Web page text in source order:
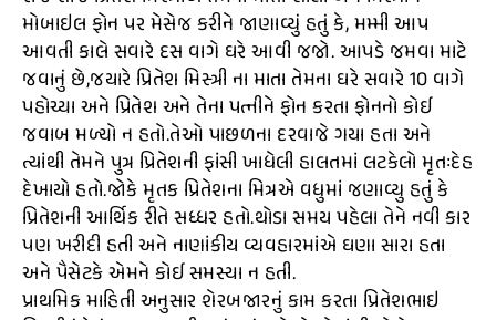
મોબાઇલ ફોન પર મેસેજ કરીને જાણાવ્યું હતું કે, મમ્મી આપ
આવતી કાલે સવારે દસ વાગે ઘરે આવી જજો. આપડે જમવા માટે
જવાનું છે,જયારે પ્રિતેશ મિસ્ત્રી ના માતા તેમના ઘરે સવારે 10 વાગે
પહોચ્યા અને પ્રિતેશ અને તેના પત્નીને ફોન કરતા ફોનનો કોઈ
જવાબ મળ્યો ન હતો.તેઓ પાછળના દરવાજે ગયા હતા અને
ત્યાંથી તેમને પુત્ર પ્રિતેશની ફાંસી ખાધેલી હાલતમાં લટકેલો મૃતઃદેહ
દેખાયો હતો.જોકે મૃતક પ્રિતેશના મિત્રએ વધુમાં જણાવ્યુ હતું કે
પ્રિતેશની આર્થિક રીતે સધ્ધર હતો.થોડા સમય પહેલા તેને નવી કાર
પણ ખરીદી હતી અને નાણાંકીય વ્યવહારમાંએ ઘણા સારા હતા
અને પૈસેટકે એમને કોઈ સમસ્યા ન હતી.
પ્રાથમિક માહિતી અનુસાર શેરબજારનું કામ કરતા પ્રિતેશભાઇ